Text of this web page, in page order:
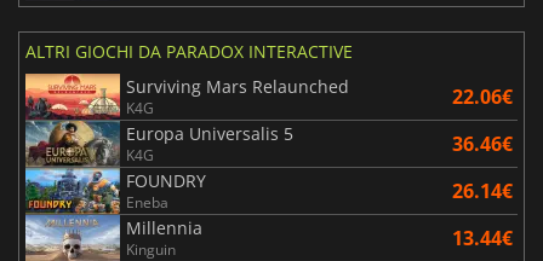
ALTRI GIOCHI DA PARADOX INTERACTIVE
Surviving Mars Relaunched
K4G 22.06€
Europa Universalis 5
K4G 36.46€
FOUNDRY
Eneba 26.14€
Millennia
Kinguin 13.44€